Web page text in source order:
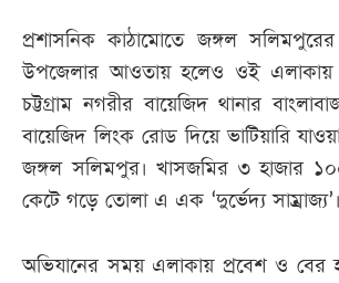
প্রশাসনিক কাঠামোতে জঙ্গল সলিমপুরের
উপজেলার আওতায় হলেও ওই এলাকায়
চট্টগ্রাম নগরীর বায়েজিদ থানার
বায়েজিদ লিংক রোড দিয়ে ভাটিয়ারি
জঙ্গল সলিমপুর। খাসজমির ৩ হাজার
কেটে গড়ে তোলা এ এক ‘দুর্ভেদ্য সাম্রাজ্য’।
অভিযানের সময় এলাকায় প্রবেশ ও